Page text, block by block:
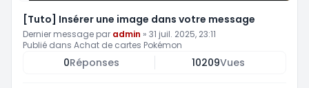
[Tuto] Insérer une image dans votre message
Dernier message par admin » 31 juil. 2025, 23:11
Publié dans Achat de cartes Pokémon
0Réponses 10209Vues